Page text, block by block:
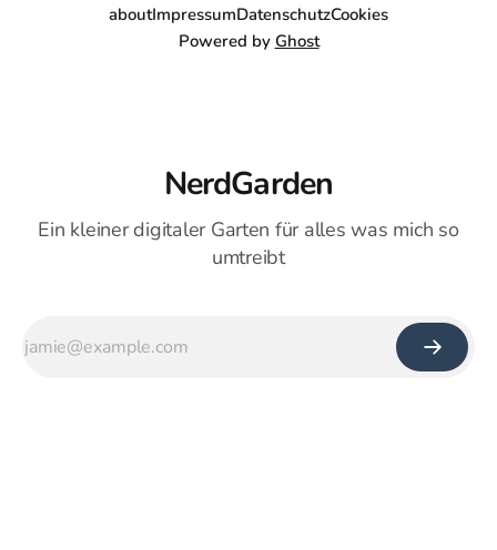
aboutImpressumDatenschutzCookies
Powered by Ghost
NerdGarden
Ein kleiner digitaler Garten für alles was mich so
umtreibt